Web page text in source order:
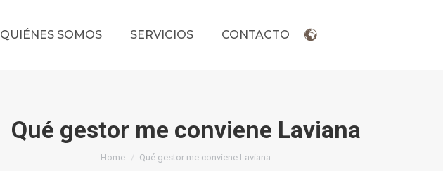
QUIÉNES SOMOS SERVICIOS CONTACTO
Qué gestor me conviene Laviana
You are here:
Home Qué gestor me conviene Laviana